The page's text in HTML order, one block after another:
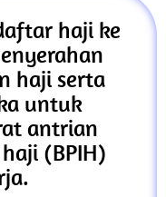
haji ke
haji serta
untuk
antrian
(BPIH)